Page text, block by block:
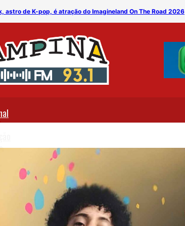
astro de K-pop, é atração do Imagineland On The Road 2026